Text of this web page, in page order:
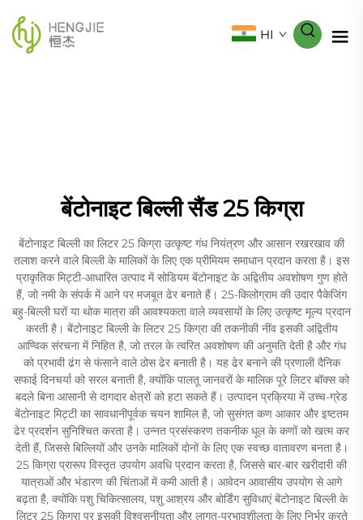
HI
बेंटोनाइट बिल्ली सैंड 25 किग्रा
बेंटोनाइट बिल्ली का लिटर 25 किग्रा उत्कृष्ट गंध नियंत्रण और आसान रखरखाव की
तलाश करने वाले बिल्ली के मालिकों के लिए एक प्रीमियम समाधान प्रदान करता है। इस
प्राकृतिक मिट्टी-आधारित उत्पाद में सोडियम बेंटोनाइट के अद्वितीय अवशोषण गुण होते
हैं, जो नमी के संपर्क में आने पर मजबूत ढेर बनाते हैं। 25-किलोग्राम की उदार पैकेजिंग
बहु-बिल्ली घरों या थोक मात्रा की आवश्यकता वाले व्यवसायों के लिए उत्कृष्ट मूल्य प्रदान
करती है। बेंटोनाइट बिल्ली के लिटर 25 किग्रा की तकनीकी नींव इसकी अद्वितीय
आण्विक संरचना में निहित है, जो तरल के त्वरित अवशोषण की अनुमति देती है और गंध
को प्रभावी ढंग से फंसाने वाले ठोस ढेर बनाती है। यह ढेर बनाने की प्रणाली दैनिक
सफाई दिनचर्या को सरल बनाती है, क्योंकि पालतू जानवरों के मालिक पूरे लिटर बॉक्स को
बदले बिना आसानी से दागदार क्षेत्रों को हटा सकते हैं। उत्पादन प्रक्रिया में उच्च-ग्रेड
बेंटोनाइट मिट्टी का सावधानीपूर्वक चयन शामिल है, जो सुसंगत कण आकार और इष्टतम
ढेर प्रदर्शन सुनिश्चित करता है। उन्नत प्रसंस्करण तकनीक धूल के कणों को खत्म कर
देती हैं, जिससे बिल्लियों और उनके मालिकों दोनों के लिए एक स्वच्छ वातावरण बनता है।
25 किग्रा प्रारूप विस्तृत उपयोग अवधि प्रदान करता है, जिससे बार-बार खरीदारी की
यात्राओं और भंडारण की चिंताओं में कमी आती है। आवेदन आवासीय उपयोग से आगे
बढ़ता है, क्योंकि पशु चिकित्सालय, पशु आश्रय और बोर्डिंग सुविधाएं बेंटोनाइट बिल्ली के
लिटर 25 किग्रा पर इसकी विश्वसनीयता और लागत-प्रभावशीलता के लिए निर्भर करते